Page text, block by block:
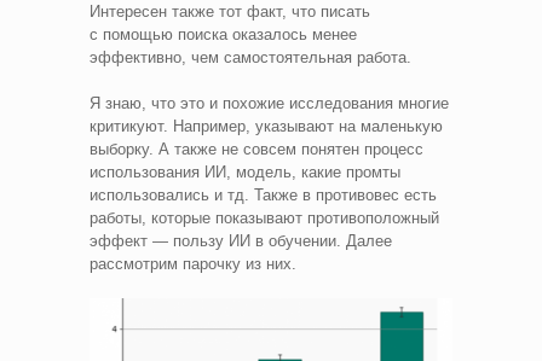
Интересен также тот факт, что писать
с помощью поиска оказалось менее
эффективно, чем самостоятельная работа.
Я знаю, что это и похожие исследования многие
критикуют. Например, указывают на маленькую
выборку. А также не совсем понятен процесс
использования ИИ, модель, какие промты
использовались и тд. Также в противовес есть
работы, которые показывают противоположный
эффект — пользу ИИ в обучении. Далее
рассмотрим парочку из них.